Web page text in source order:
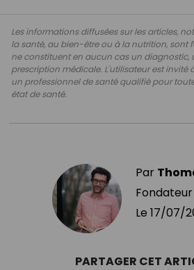
Les informations diffusées sur les articles,
la santé, au bien-être ou à la nutrition, sont
ne constituent en aucun cas un diagnostic,
prescription médicale. L'utilisateur est invité
un professionnel de santé qualifié pour
état de santé.
Par
Fondateur
Le 17/07/
PARTAGER CET